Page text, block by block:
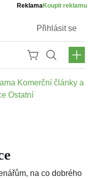
ReklamaKoupit reklamu
Přihlásit se
Komerční články a
Ostatní
na co dobrého